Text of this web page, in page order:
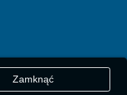
Zamknąć